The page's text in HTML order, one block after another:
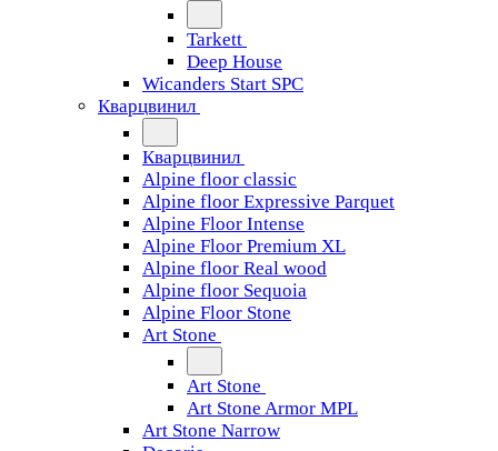
Tarkett
Deep House
Wicanders Start SPC
Кварцвинил
Кварцвинил
Alpine floor classic
Alpine floor Expressive Parquet
Alpine Floor Intense
Alpine Floor Premium XL
Alpine floor Real wood
Alpine floor Sequoia
Alpine Floor Stone
Art Stone
Art Stone
Art Stone Armor MPL
Art Stone Narrow